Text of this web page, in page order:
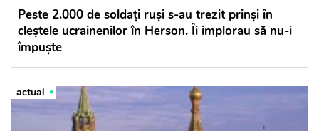
Peste 2.000 de soldați ruși s-au trezit prinși în
cleștele ucrainenilor în Herson. Îi implorau să nu-i
împuște
actual